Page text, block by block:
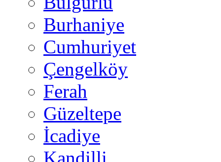
Burhaniye
Cumhuriyet
Çengelköy
Ferah
Güzeltepe
İcadiye
Kandilli